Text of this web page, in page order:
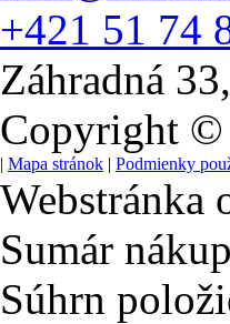
+421 51 74
Záhradná
Copyright ©
| Mapa stránok | Podmienky
Webstránka
Sumár
Súhrn